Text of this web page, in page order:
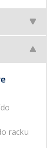
racku